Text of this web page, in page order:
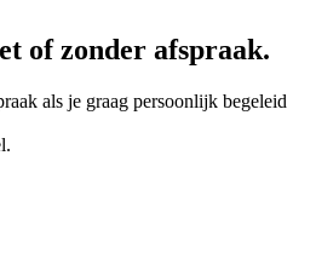
of zonder afspraak.
als je graag persoonlijk begeleid